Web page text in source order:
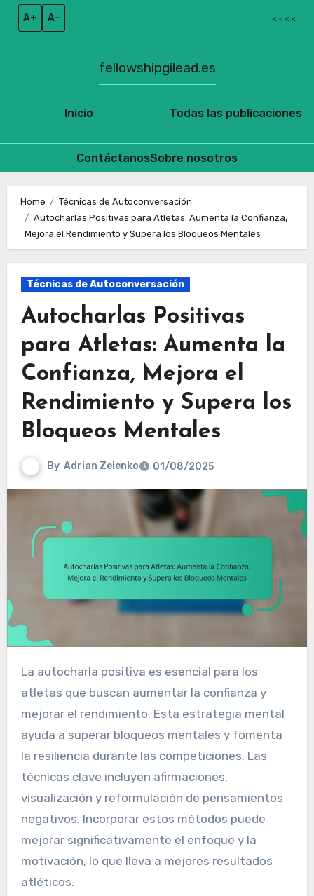
A+ A– < < < <
Inicio
fellowshipgilead.es
Todas las publicaciones
ContáctanosSobre nosotros
content
Home
Técnicas de Autoconversación
Autocharlas Positivas para Atletas: Aumenta la Confianza,
Mejora el Rendimiento y Supera los Bloqueos Mentales
Técnicas de Autoconversación
Autocharlas Positivas
para Atletas: Aumenta la
Confianza, Mejora el
Rendimiento y Supera los
Bloqueos Mentales
By Adrian Zelenko 01/08/2025
La autocharla positiva es esencial para los
atletas que buscan aumentar la confianza y
mejorar el rendimiento. Esta estrategia mental
ayuda a superar bloqueos mentales y fomenta
la resiliencia durante las competiciones. Las
técnicas clave incluyen afirmaciones,
visualización y reformulación de pensamientos
negativos. Incorporar estos métodos puede
mejorar significativamente el enfoque y la
motivación, lo que lleva a mejores resultados
atléticos.